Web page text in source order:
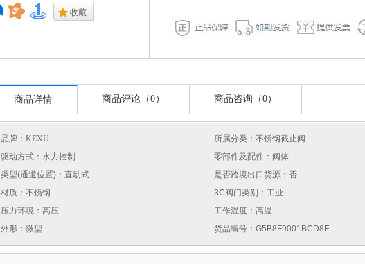
. 收藏
商品详情 商品评论（0） 商品咨询（0）
品牌： KEXU 所属分类：不锈钢截止阀
驱动方式：水力控制
零部件及配件：阀体
类型(通道位置)：直动式
是否跨境出口货源：否
材质：不锈钢
3C阀门类别：工业
压力环境：高压
工作温度：高温
外形：微型
货品编号：G5B8F9001BCD8E